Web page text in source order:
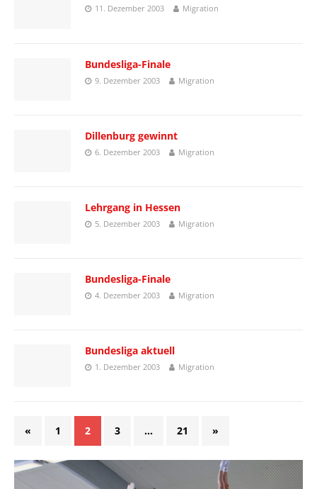
11. Dezember 2003 Migration
Bundesliga-Finale
9. Dezember 2003 Migration
Dillenburg gewinnt
6. Dezember 2003 Migration
Lehrgang in Hessen
5. Dezember 2003 Migration
Bundesliga-Finale
4. Dezember 2003 Migration
Bundesliga aktuell
1. Dezember 2003 Migration
« 1 2 3 … 21 »